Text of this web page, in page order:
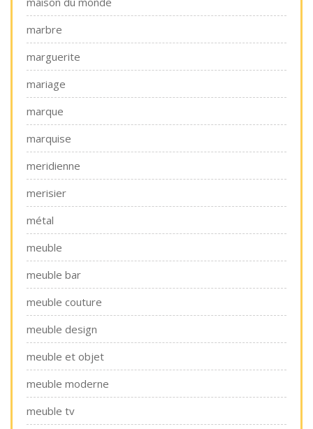
marbre
marguerite
mariage
marque
marquise
meridienne
merisier
métal
meuble
meuble bar
meuble couture
meuble design
meuble et objet
meuble moderne
meuble tv